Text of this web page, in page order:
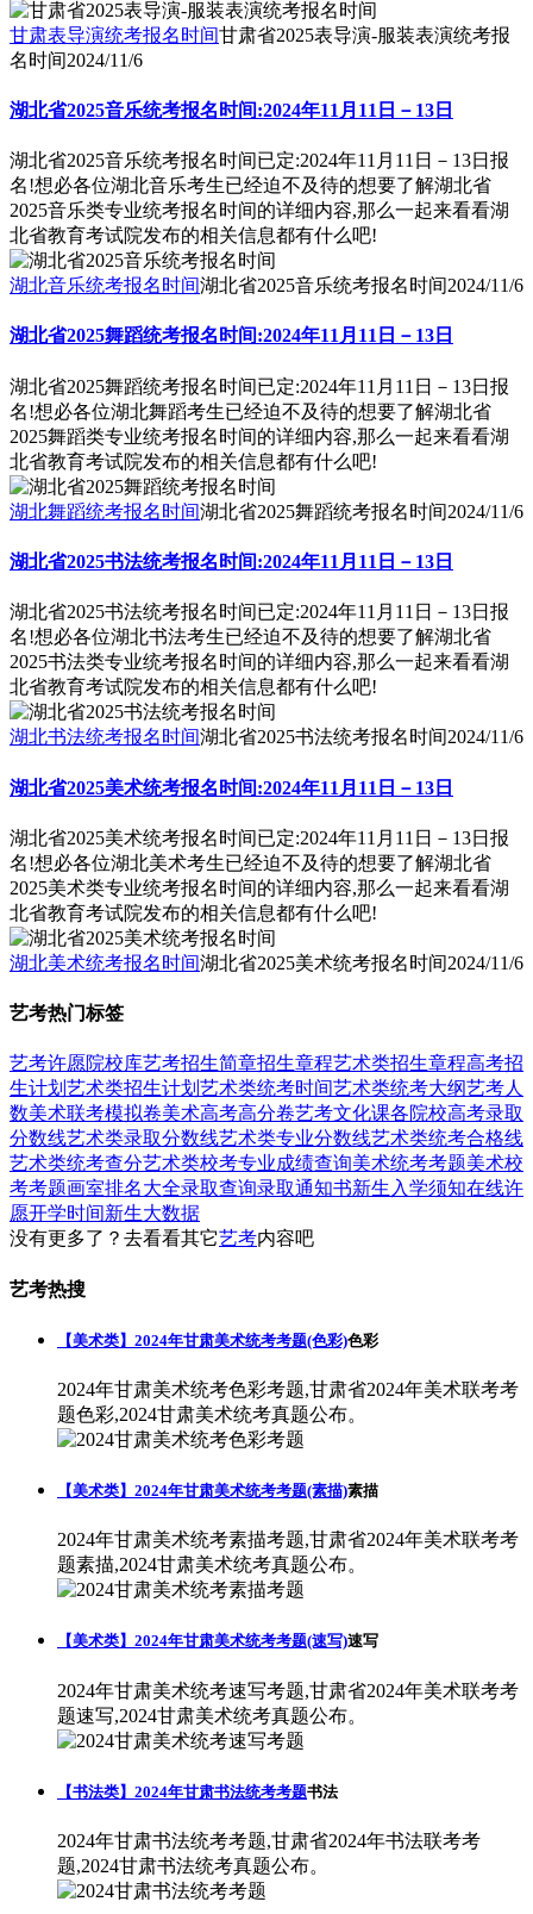
甘肃表导演统考报名时间甘肃省2025表导演-服装表演统考报
名时间2024/11/6
湖北省2025音乐统考报名时间:2024年11月11日－13日
湖北省2025音乐统考报名时间已定:2024年11月11日－13日报
名!想必各位湖北音乐考生已经迫不及待的想要了解湖北省
2025音乐类专业统考报名时间的详细内容,那么一起来看看湖
北省教育考试院发布的相关信息都有什么吧!
湖北音乐统考报名时间湖北省2025音乐统考报名时间2024/11/6
湖北省2025舞蹈统考报名时间:2024年11月11日－13日
湖北省2025舞蹈统考报名时间已定:2024年11月11日－13日报
名!想必各位湖北舞蹈考生已经迫不及待的想要了解湖北省
2025舞蹈类专业统考报名时间的详细内容,那么一起来看看湖
北省教育考试院发布的相关信息都有什么吧!
湖北舞蹈统考报名时间湖北省2025舞蹈统考报名时间2024/11/6
湖北省2025书法统考报名时间:2024年11月11日－13日
湖北省2025书法统考报名时间已定:2024年11月11日－13日报
名!想必各位湖北书法考生已经迫不及待的想要了解湖北省
2025书法类专业统考报名时间的详细内容,那么一起来看看湖
北省教育考试院发布的相关信息都有什么吧!
湖北书法统考报名时间湖北省2025书法统考报名时间2024/11/6
湖北省2025美术统考报名时间:2024年11月11日－13日
湖北省2025美术统考报名时间已定:2024年11月11日－13日报
名!想必各位湖北美术考生已经迫不及待的想要了解湖北省
2025美术类专业统考报名时间的详细内容,那么一起来看看湖
北省教育考试院发布的相关信息都有什么吧!
湖北美术统考报名时间湖北省2025美术统考报名时间2024/11/6
艺考热门标签
艺考许愿院校库艺考招生简章招生章程艺术类招生章程高考招
生计划 艺术类招生计划 艺术类统考时间艺术类统考大纲艺考人
数美术联考模拟卷美术高考高分卷艺考文化课各院校高考录取
分数线艺术类录取分数线艺术类专业分数线艺术类统考合格线
艺术类统考查分艺术类校考专业成绩查询美术统考考题美术校
考考题画室排名大全录取查询录取通知书新生入学须知在线许
愿开学时间新生大数据
没有更多了？去看看其它艺考内容吧
艺考热搜
【美术类】2024年甘肃美术统考考题(色彩)色彩
2024年甘肃美术统考色彩考题,甘肃省2024年美术联考考
题色彩,2024甘肃美术统考真题公布。
【美术类】2024年甘肃美术统考考题(素描)素描
2024年甘肃美术统考素描考题,甘肃省2024年美术联考考
题素描,2024甘肃美术统考真题公布。
【美术类】2024年甘肃美术统考考题(速写)速写
2024年甘肃美术统考速写考题,甘肃省2024年美术联考考
题速写,2024甘肃美术统考真题公布。
【书法类】2024年甘肃书法统考考题书法
2024年甘肃书法统考考题,甘肃省2024年书法联考考
题,2024甘肃书法统考真题公布。